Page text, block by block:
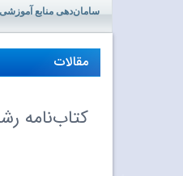
سامان‌دهی منابع آموزشی
مقالات
کتاب‌نامه